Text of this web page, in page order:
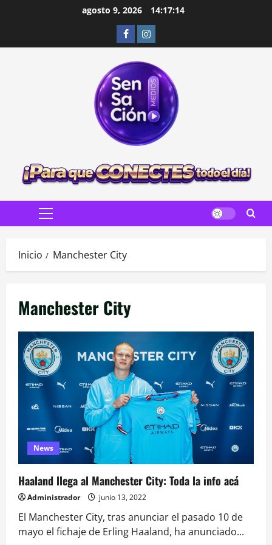
agosto 9, 2026 14:17:15
FacebookInstagram
Menú
Inicio Manchester City
Manchester City
News
Haaland llega al Manchester City: Toda la info acá
Administrador junio 13, 2022
El Manchester City, tras anunciar el pasado 10 de
mayo el fichaje de Erling Haaland, ha anunciado...